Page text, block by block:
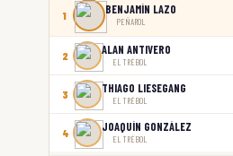
1 BENJAMÍN LAZO
PEÑAROL
2 ALAN ANTIVERO
EL TRÉBOL
3 THIAGO LIESEGANG
EL TRÉBOL
4 JOAQUÍN GONZÁLEZ
EL TRÉBOL